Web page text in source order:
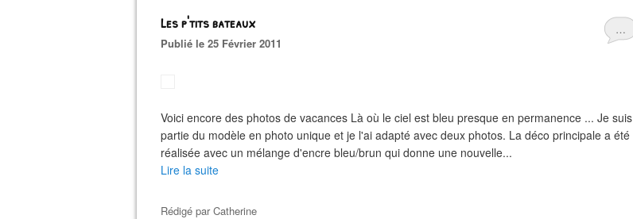
…
Les p'tits bateaux
Publié le 25 Février 2011
Voici encore des photos de vacances Là où le ciel est bleu presque en permanence ... Je suis
partie du modèle en photo unique et je l'ai adapté avec deux photos. La déco principale a été
réalisée avec un mélange d'encre bleu/brun qui donne une nouvelle...
Lire la suite
Rédigé parCatherine